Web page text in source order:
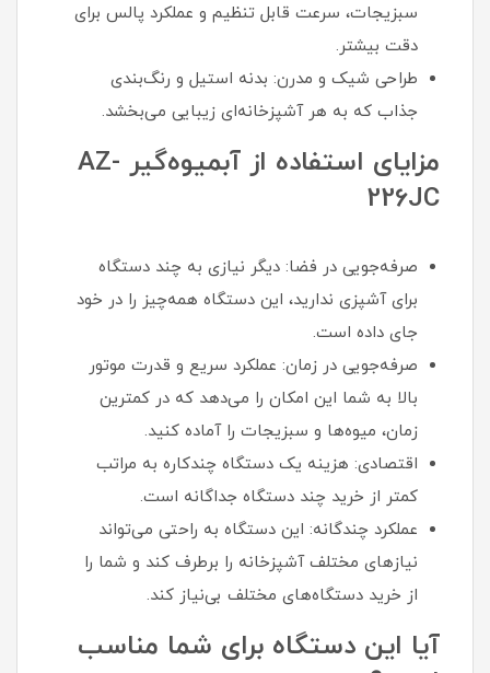
سبزیجات، سرعت قابل تنظیم و عملکرد پالس برای
دقت بیشتر.
طراحی شیک و مدرن: بدنه استیل و رنگ‌بندی
جذاب که به هر آشپزخانه‌ای زیبایی می‌بخشد.
مزایای استفاده از آبمیوه‌گیر AZ-
226JC
صرفه‌جویی در فضا: دیگر نیازی به چند دستگاه
برای آشپزی ندارید، این دستگاه همه‌چیز را در خود
جای داده است.
صرفه‌جویی در زمان: عملکرد سریع و قدرت موتور
بالا به شما این امکان را می‌دهد که در کمترین
زمان، میوه‌ها و سبزیجات را آماده کنید.
اقتصادی: هزینه یک دستگاه چندکاره به مراتب
کمتر از خرید چند دستگاه جداگانه است.
عملکرد چندگانه: این دستگاه به راحتی می‌تواند
نیازهای مختلف آشپزخانه را برطرف کند و شما را
از خرید دستگاه‌های مختلف بی‌نیاز کند.
آیا این دستگاه برای شما مناسب